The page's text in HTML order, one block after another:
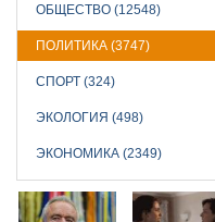
ОБЩЕСТВО (12548)
ПОЛИТИКА (3747)
СПОРТ (324)
ЭКОЛОГИЯ (498)
ЭКОНОМИКА (2349)